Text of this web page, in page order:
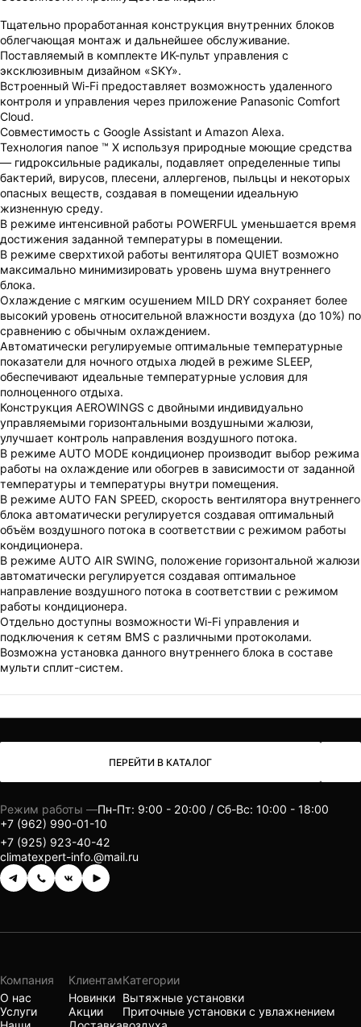
Тщательно проработанная конструкция внутренних блоков
облегчающая монтаж и дальнейшее обслуживание.
Поставляемый в комплекте ИК-пульт управления с
эксклюзивным дизайном «SKY».
Встроенный Wi-Fi предоставляет возможность удаленного
контроля и управления через приложение Panasonic Comfort
Cloud.
Совместимость с Google Assistant и Amazon Alexa.
Технология nanoe ™ X используя природные моющие средства
— гидроксильные радикалы, подавляет определенные типы
бактерий, вирусов, плесени, аллергенов, пыльцы и некоторых
опасных веществ, создавая в помещении идеальную
жизненную среду.
В режиме интенсивной работы POWERFUL уменьшается время
достижения заданной температуры в помещении.
В режиме сверхтихой работы вентилятора QUIET возможно
максимально минимизировать уровень шума внутреннего
блока.
Охлаждение с мягким осушением MILD DRY сохраняет более
высокий уровень относительной влажности воздуха (до 10%) по
сравнению с обычным охлаждением.
Автоматически регулируемые оптимальные температурные
показатели для ночного отдыха людей в режиме SLEEP,
обеспечивают идеальные температурные условия для
полноценного отдыха.
Конструкция AEROWINGS с двойными индивидуально
управляемыми горизонтальными воздушными жалюзи,
улучшает контроль направления воздушного потока.
В режиме AUTO MODE кондиционер производит выбор режима
работы на охлаждение или обогрев в зависимости от заданной
температуры и температуры внутри помещения.
В режиме AUTO FAN SPEED, скорость вентилятора внутреннего
блока автоматически регулируется создавая оптимальный
объём воздушного потока в соответствии с режимом работы
кондиционера.
В режиме AUTO AIR SWING, положение горизонтальной жалюзи
автоматически регулируется создавая оптимальное
направление воздушного потока в соответствии с режимом
работы кондиционера.
Отдельно доступны возможности Wi-Fi управления и
подключения к сетям BMS с различными протоколами.
Возможна установка данного внутреннего блока в составе
мульти сплит-систем.
ПЕРЕЙТИ В КАТАЛОГ
Режим работы —Пн-Пт: 9:00 - 20:00 / Сб-Вс: 10:00 - 18:00
+7 (962) 990-01-10
+7 (925) 923-40-42
climatexpert-info.@mail.ru
Компания
О нас
Услуги
Клиентам
Новинки
Акции
Категории
Вытяжные установки
Приточные установки с увлажнением
ВАШ ЗАКАЗ УСПЕШНО ОФОРМЛЕН!
Мы скоро свяжемся с вами.
ЧТО-ТО ПОШЛО НЕ ТАК!